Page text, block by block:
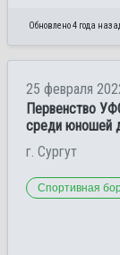
Обновлено 4 года
25 февраля
Первенство
среди юношей
г. Сургут
Спортивная